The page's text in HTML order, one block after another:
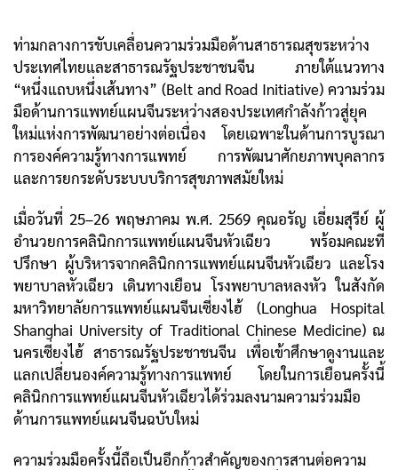
ท่ามกลางการขับเคลื่อนความร่วมมือด้านสาธารณสุขระหว่าง
ประเทศไทยและสาธารณรัฐประชาชนจีน ภายใต้แนวทาง
“หนึ่งแถบหนึ่งเส้นทาง” (Belt and Road Initiative) ความร่วม
มือด้านการแพทย์แผนจีนระหว่างสองประเทศกำลังก้าวสู่ยุค
ใหม่แห่งการพัฒนาอย่างต่อเนื่อง โดยเฉพาะในด้านการบูรณา
การองค์ความรู้ทางการแพทย์ การพัฒนาศักยภาพบุคลากร
และการยกระดับระบบบริการสุขภาพสมัยใหม่
เมื่อวันที่ 25–26 พฤษภาคม พ.ศ. 2569 คุณอรัญ เอี่ยมสุรีย์ ผู้
อำนวยการคลินิกการแพทย์แผนจีนหัวเฉียว พร้อมคณะที่
ปรึกษา ผู้บริหารจากคลินิกการแพทย์แผนจีนหัวเฉียว และโรง
พยาบาลหัวเฉียว เดินทางเยือน โรงพยาบาลหลงหัว ในสังกัด
มหาวิทยาลัยการแพทย์แผนจีนเซี่ยงไฮ้ (Longhua Hospital
Shanghai University of Traditional Chinese Medicine) ณ
นครเซี่ยงไฮ้ สาธารณรัฐประชาชนจีน เพื่อเข้าศึกษาดูงานและ
แลกเปลี่ยนองค์ความรู้ทางการแพทย์ โดยในการเยือนครั้งนี้
คลินิกการแพทย์แผนจีนหัวเฉียวได้ร่วมลงนามความร่วมมือ
ด้านการแพทย์แผนจีนฉบับใหม่
ความร่วมมือครั้งนี้ถือเป็นอีกก้าวสำคัญของการสานต่อความ